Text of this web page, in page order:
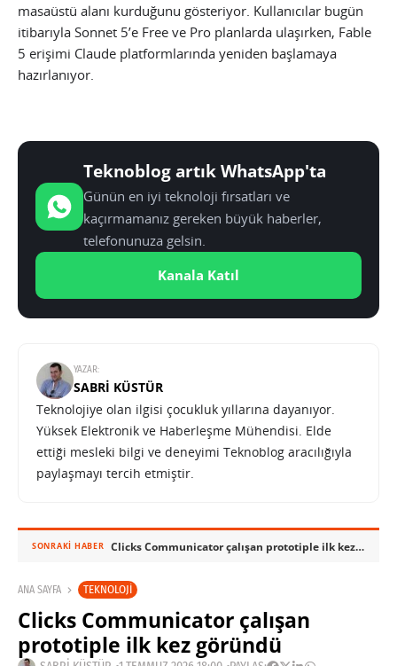
masaüstü alanı kurduğunu gösteriyor. Kullanıcılar bugün
itibarıyla Sonnet 5’e Free ve Pro planlarda ulaşırken, Fable
5 erişimi Claude platformlarında yeniden başlamaya
hazırlanıyor.
Teknoblog artık WhatsApp'ta
Günün en iyi teknoloji fırsatları ve
kaçırmamanız gereken büyük haberler,
telefonunuza gelsin.
Kanala Katıl
YAZAR:
SABRI KÜSTÜR
Teknolojiye olan ilgisi çocukluk yıllarına dayanıyor.
Yüksek Elektronik ve Haberleşme Mühendisi. Elde
ettiği mesleki bilgi ve deneyimi Teknoblog aracılığıyla
paylaşmayı tercih etmiştir.
SONRAKI HABER Clicks Communicator çalışan prototiple ilk kez göründü
ANA SAYFA TEKNOLOJI
Clicks Communicator çalışan
prototiple ilk kez göründü